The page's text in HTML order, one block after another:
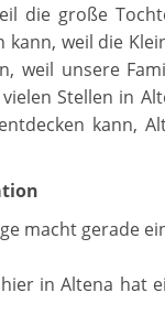
die große
weil die
weil unsere
Stellen in
kann,
macht gerade
in Altena hat